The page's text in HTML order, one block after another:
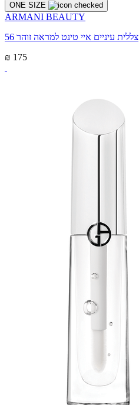
ONE SIZE
ARMANI BEAUTY
צללית עיניים איי טינט למראה זוהר 56
₪ 175